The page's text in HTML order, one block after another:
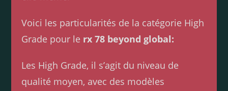
Voici les particularités de la catégorie High
Grade pour le rx 78 beyond global:
Les High Grade, il s’agit du niveau de
qualité moyen, avec des modèles